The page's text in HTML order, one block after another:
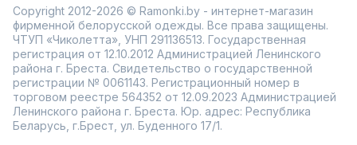
Copyright 2012-2026 © Ramonki.by - интернет-магазин
фирменной белорусской одежды. Все права защищены.
ЧТУП «Чиколетта», УНП 291136513. Государственная
регистрация от 12.10.2012 Администрацией Ленинского
района г. Бреста. Свидетельство о государственной
регистрации № 0061143. Регистрационный номер в
торговом реестре 564352 от 12.09.2023 Администрацией
Ленинского района г. Бреста. Юр. адрес: Республика
Беларусь, г.Брест, ул. Буденного 17/1.